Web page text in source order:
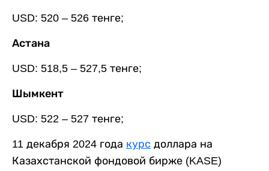
USD: 520 – 526 тенге;
Астана
USD: 518,5 – 527,5 тенге;
Шымкент
USD: 522 – 527 тенге;
11 декабря 2024 года курс доллара на
Казахстанской фондовой бирже (KASE)